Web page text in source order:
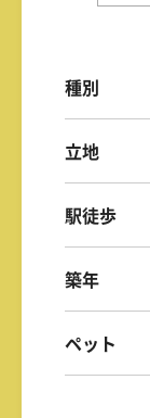
種別
立地
駅徒歩
築年
ペット